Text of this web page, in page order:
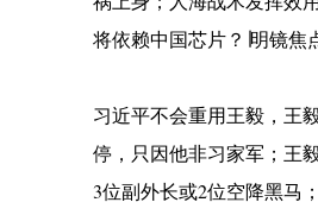
将依赖中国芯片？∣明镜焦
习近平不会重用王毅，王
停，只因他非习家军；王
3位副外长或2位空降黑马